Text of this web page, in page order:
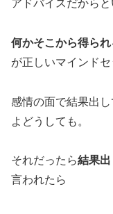
アドバイスだから
何かそこから得ら
が正しいマインド
感情の面で結果出
よどうしても。
それだったら結果
言われたら